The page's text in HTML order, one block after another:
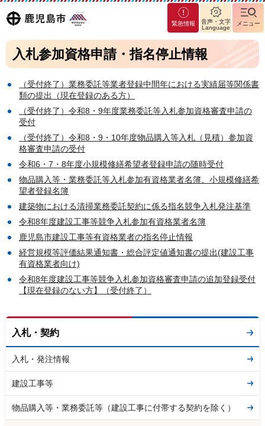
鹿児島
市
マグ
マシ
ティ
鹿児
島市
緊急情報
音声・文字
Language
メニュー
入札参加資格申請・指名停止情報
（受付終了）業務委託等業者登録中間年における実績届等関係書
類の提出（現在登録のある方）
（受付終了）令和8・9年度業務委託等入札参加資格審査申請の
受付
（受付終了）令和8・9・10年度物品購入等入札（見積）参加資
格審査申請の受付
令和6・7・8年度小規模修繕希望者登録申請の随時受付
物品購入等・業務委託等入札参加有資格業者名簿、小規模修繕希
望者登録名簿
建築物における清掃業務委託契約に係る指名競争入札発注基準
令和8年度建設工事等競争入札参加有資格業者名簿
鹿児島市建設工事等有資格業者の指名停止情報
経営規模等評価結果通知書・総合評定値通知書の提出(建設工事
有資格業者向け)
令和8年度建設工事等競争入札参加資格審査申請の追加登録受付
【現在登録のない方】（受付終了）
入札・契約
入札・発注情報
建設工事等
物品購入等・業務委託等（建設工事に付帯する契約を除く）